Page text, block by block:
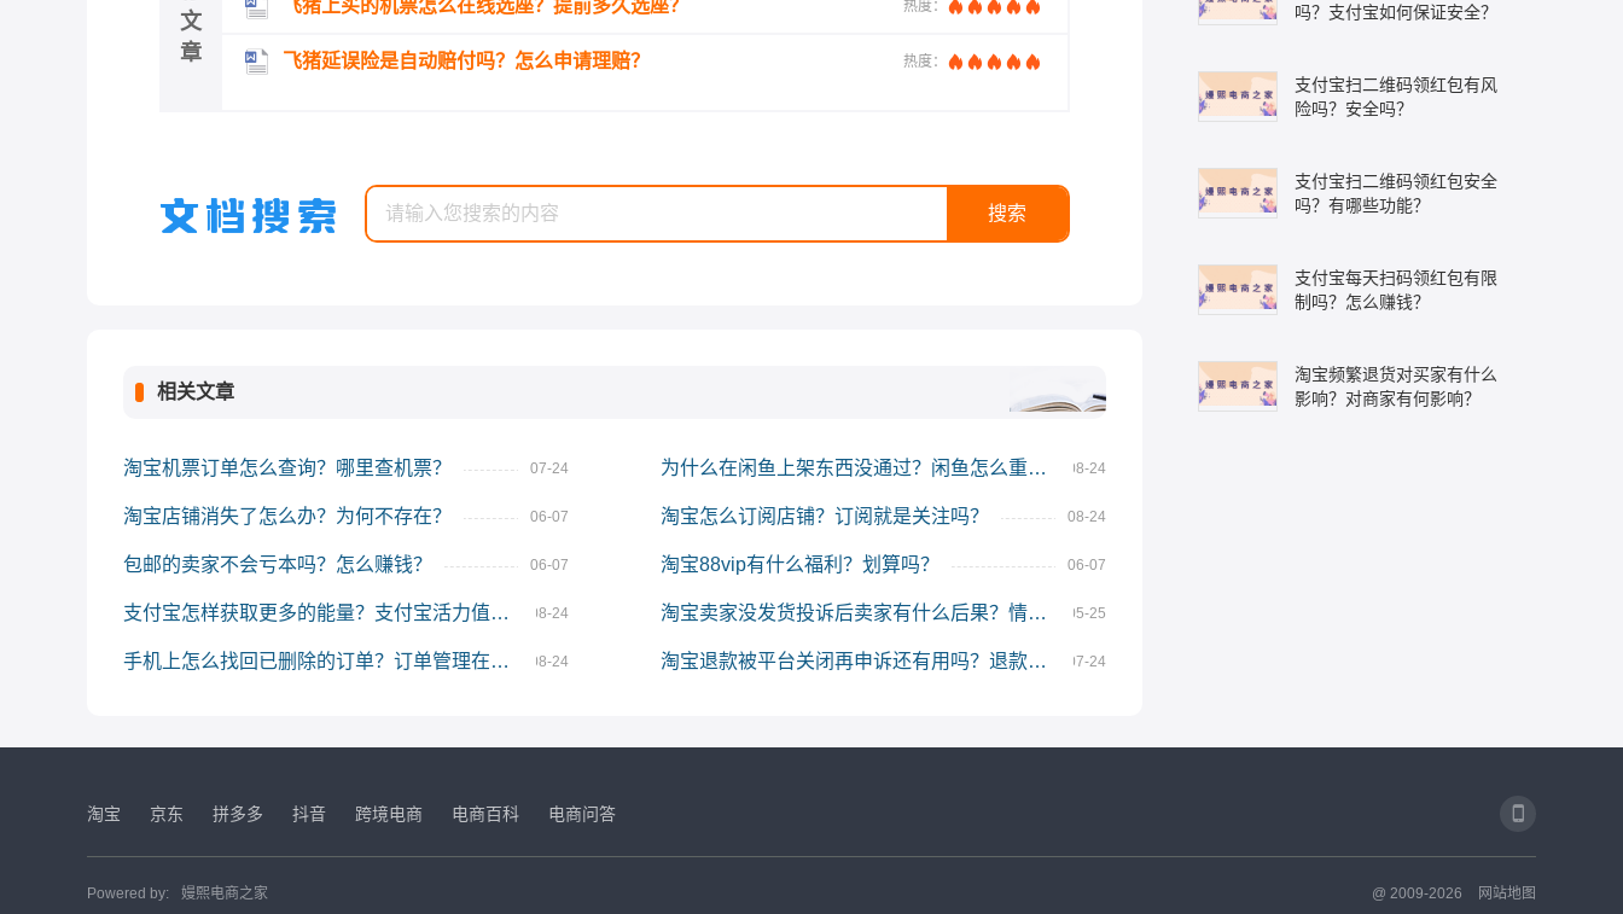
文
章
飞猪上买的机票怎么在线选座？提前多久选座？ 热度：
飞猪延误险是自动赔付吗？怎么申请理赔？ 热度：
相关文章
淘宝机票订单怎么查询？哪里查机票？ 07-24 为什么在闲鱼上架东西没通过？闲鱼怎么重新上架？ 08-24
淘宝店铺消失了怎么办？为何不存在？ 06-07 淘宝怎么订阅店铺？订阅就是关注吗？ 08-24
包邮的卖家不会亏本吗？怎么赚钱？ 06-07 淘宝88vip有什么福利？划算吗？ 06-07
支付宝怎样获取更多的能量？支付宝活力值怎么提升？ 08-24 淘宝卖家没发货投诉后卖家有什么后果？情节严重吗？ 05-25
手机上怎么找回已删除的订单？订单管理在哪里？ 08-24 淘宝退款被平台关闭再申诉还有用吗？退款关闭申诉能成功吗？ 07-24
吗？支付宝如何保证安全？
支付宝扫二维码领红包有风
险吗？安全吗？
支付宝扫二维码领红包安全
吗？有哪些功能？
支付宝每天扫码领红包有限
制吗？怎么赚钱？
淘宝频繁退货对买家有什么
影响？对商家有何影响？
淘宝 京东 拼多多 抖音 跨境电商 电商百科 电商问答
Powered by: 嫚熙电商之家 @ 2009-2026 网站地图